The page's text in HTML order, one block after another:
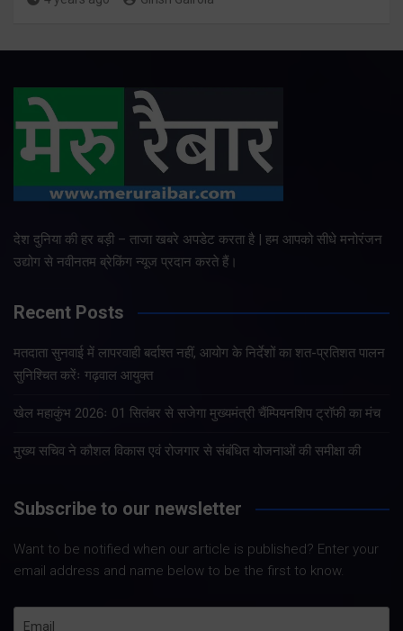
देश दुनिया की हर बड़ी – ताजा खबरे अपडेट करता है | हम आपको सीधे मनोरंजन
उद्योग से नवीनतम ब्रेकिंग न्यूज प्रदान करते हैं।
Recent Posts
मतदाता सुनवाई में लापरवाही बर्दाश्त नहीं, आयोग के निर्देशों का शत-प्रतिशत पालन
सुनिश्चित करेंः गढ़वाल आयुक्त
खेल महाकुंभ 2026ः 01 सितंबर से सजेगा मुख्यमंत्री चैंम्पियनशिप ट्रॉफी का मंच
मुख्य सचिव ने कौशल विकास एवं रोजगार से संबंधित योजनाओं की समीक्षा की
Subscribe to our newsletter
Want to be notified when our article is published? Enter your
email address and name below to be the first to know.